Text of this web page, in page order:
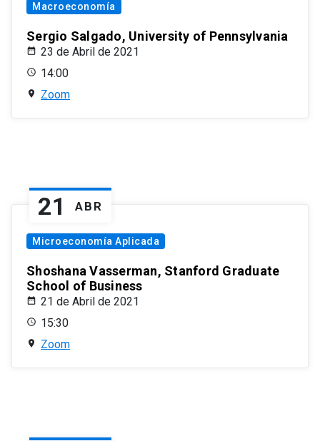
Macroeconomía
Sergio Salgado, University of Pennsylvania
23 de Abril de 2021
14:00
Zoom
21 ABR
Microeconomía Aplicada
Shoshana Vasserman, Stanford Graduate
School of Business
21 de Abril de 2021
15:30
Zoom